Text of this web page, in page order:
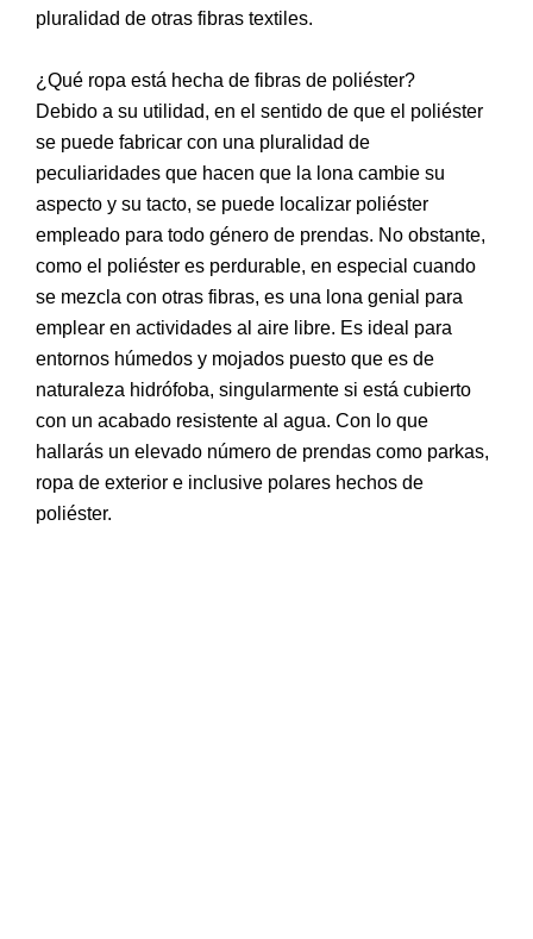
pluralidad de otras fibras textiles.
¿Qué ropa está hecha de fibras de poliéster?
Debido a su utilidad, en el sentido de que el poliéster
se puede fabricar con una pluralidad de
peculiaridades que hacen que la lona cambie su
aspecto y su tacto, se puede localizar poliéster
empleado para todo género de prendas. No obstante,
como el poliéster es perdurable, en especial cuando
se mezcla con otras fibras, es una lona genial para
emplear en actividades al aire libre. Es ideal para
entornos húmedos y mojados puesto que es de
naturaleza hidrófoba, singularmente si está cubierto
con un acabado resistente al agua. Con lo que
hallarás un elevado número de prendas como parkas,
ropa de exterior e inclusive polares hechos de
poliéster.